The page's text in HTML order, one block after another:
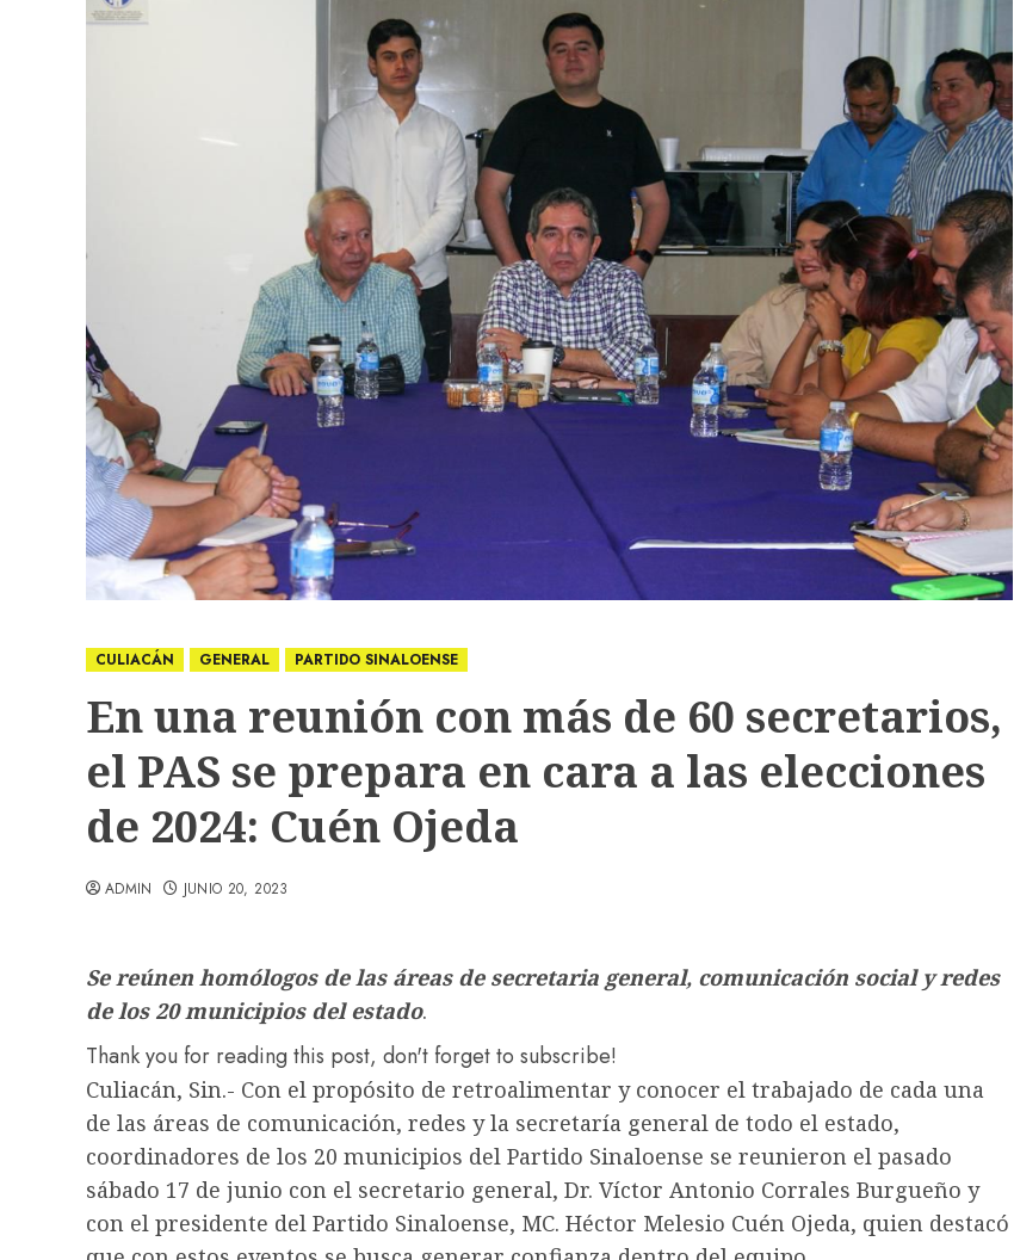
CULIACÁN GENERAL PARTIDO SINALOENSE
En una reunión con más de 60 secretarios,
el PAS se prepara en cara a las elecciones
de 2024: Cuén Ojeda
ADMIN JUNIO 20, 2023
Se reúnen homólogos de las áreas de secretaria general, comunicación social y redes
de los 20 municipios del estado.
Thank you for reading this post, don't forget to subscribe!
Culiacán, Sin.- Con el propósito de retroalimentar y conocer el trabajado de cada una
de las áreas de comunicación, redes y la secretaría general de todo el estado,
coordinadores de los 20 municipios del Partido Sinaloense se reunieron el pasado
sábado 17 de junio con el secretario general, Dr. Víctor Antonio Corrales Burgueño y
con el presidente del Partido Sinaloense, MC. Héctor Melesio Cuén Ojeda, quien destacó